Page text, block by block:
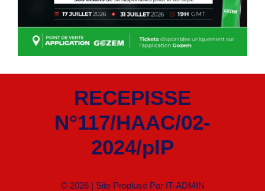
RECEPISSE
N°117/HAAC/02-
2024/plP
© 2026 | Site Proplusé Par IT-ADMIN